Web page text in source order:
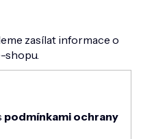
zasílat informace o
shopu.
podmínkami ochrany